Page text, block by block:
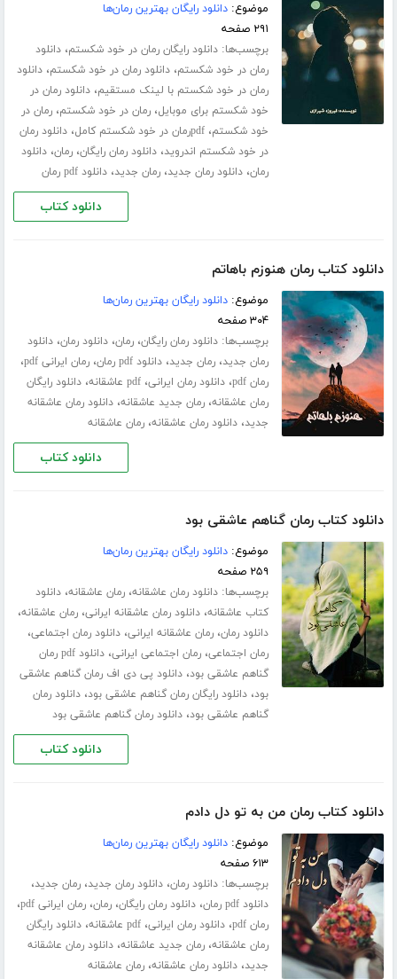
موضوع:دانلود رایگان بهترین رمان‌ها
۲۹۱ صفحه
برچسب‌ها:دانلود رایگان رمان در خود شکستم،دانلود
رمان در خود شکستم،دانلود رمان در خود شکستم،دانلود
رمان در خود شکستم با لینک مستقیم،دانلود رمان در
خود شکستم برای موبایل،رمان در خود شکستم،رمان در
خود شکستم،pdfرمان در خود شکستم کامل ،دانلود رمان
در خود شکستم اندروید،دانلود رمان رایگان،رمان،دانلود
رمان،دانلود رمان جدید،رمان جدید،دانلود pdf رمان
دانلود کتاب
دانلود کتاب رمان هنوزم باهاتم
موضوع:دانلود رایگان بهترین رمان‌ها
۳۰۴ صفحه
برچسب‌ها:دانلود رمان رایگان،رمان،دانلود رمان،دانلود
رمان جدید،رمان جدید،دانلود pdf رمان ،رمان ایرانی pdf ،
رمان pdf ،دانلود رمان ایرانی،pdf عاشقانه ،دانلود رایگان
رمان عاشقانه،رمان جدید عاشقانه،دانلود رمان عاشقانه
جدید،دانلود رمان عاشقانه،رمان عاشقانه
دانلود کتاب
دانلود کتاب رمان گناهم عاشقی بود
موضوع:دانلود رایگان بهترین رمان‌ها
۲۵۹ صفحه
برچسب‌ها:دانلود رمان عاشقانه،رمان عاشقانه،دانلود
کتاب عاشقانه،دانلود رمان عاشقانه ایرانی،رمان عاشقانه،
دانلود رمان،رمان عاشقانه ایرانی،دانلود رمان اجتماعی،
رمان اجتماعی،رمان اجتماعی ایرانی،
دانلود pdf رمان
گناهم عاشقی بود،دانلود پی دی اف رمان گناهم عاشقی
بود،دانلود رایگان رمان گناهم عاشقی بود،دانلود رمان
گناهم عاشقی بود،دانلود رمان گناهم عاشقی بود
دانلود کتاب
دانلود کتاب رمان من به تو دل دادم
موضوع:دانلود رایگان بهترین رمان‌ها
۶۱۳ صفحه
برچسب‌ها:دانلود رمان،دانلود رمان جدید،رمان جدید،
دانلود pdf رمان ،دانلود رمان رایگان،رمان،رمان ایرانی pdf ،
رمان pdf ،دانلود رمان ایرانی،pdf عاشقانه ،دانلود رایگان
رمان عاشقانه،رمان جدید عاشقانه،دانلود رمان عاشقانه
جدید،دانلود رمان عاشقانه،رمان عاشقانه